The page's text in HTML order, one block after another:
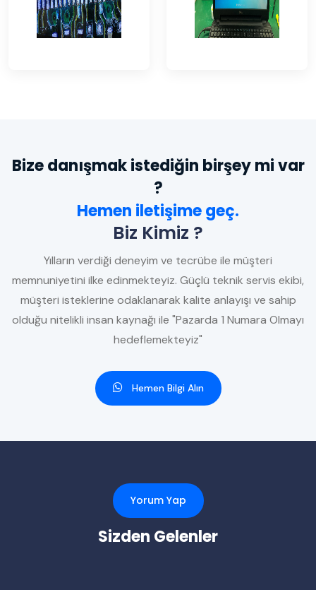
Bize danışmak istediğin birşey mi var
?
Hemen iletişime geç.
Biz Kimiz ?
Yılların verdiği deneyim ve tecrübe ile müşteri
memnuniyetini ilke edinmekteyiz. Güçlü teknik servis ekibi,
müşteri isteklerine odaklanarak kalite anlayışı ve sahip
olduğu nitelikli insan kaynağı ile "Pazarda 1 Numara Olmayı
hedeflemekteyiz"
Hemen Bilgi Alın
Yorum Yap
Sizden Gelenler